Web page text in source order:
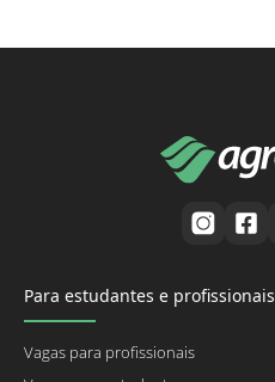
Para estudantes e profissionais
Vagas para profissionais